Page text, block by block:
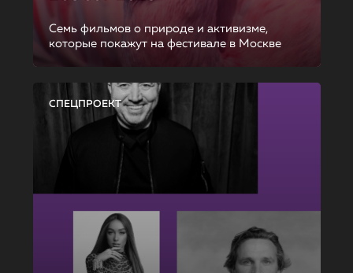
Семь фильмов о природе и активизме,
которые покажут на фестивале в Москве
СПЕЦПРОЕКТ